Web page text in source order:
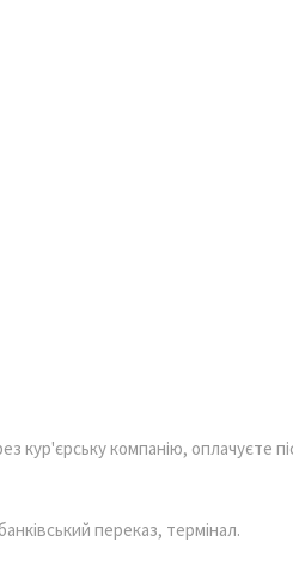
кур'єрську компанію, оплачуєте
переказ, термінал.